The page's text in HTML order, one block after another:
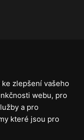
zlepšení vašeho
webu, pro
a pro
které jsou pro